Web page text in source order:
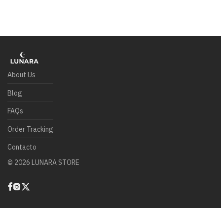
About Us
Blog
FAQs
Order Tracking
Contacto
© 2026 LUNARA STORE